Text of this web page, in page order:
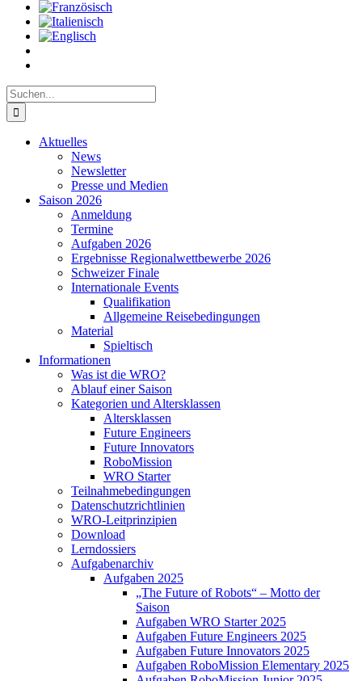
Suche
nach:
Aktuelles
News
Newsletter
Presse und Medien
Saison 2026
Anmeldung
Termine
Aufgaben 2026
Ergebnisse Regionalwettbewerbe 2026
Schweizer Finale
Internationale Events
Qualifikation
Allgemeine Reisebedingungen
Material
Spieltisch
Informationen
Was ist die WRO?
Ablauf einer Saison
Kategorien und Altersklassen
Altersklassen
Future Engineers
Future Innovators
RoboMission
WRO Starter
Teilnahmebedingungen
Datenschutzrichtlinien
WRO-Leitprinzipien
Download
Lerndossiers
Aufgabenarchiv
Aufgaben 2025
„The Future of Robots“ – Motto der
Saison
Aufgaben WRO Starter 2025
Aufgaben Future Engineers 2025
Aufgaben Future Innovators 2025
Aufgaben RoboMission Elementary 2025